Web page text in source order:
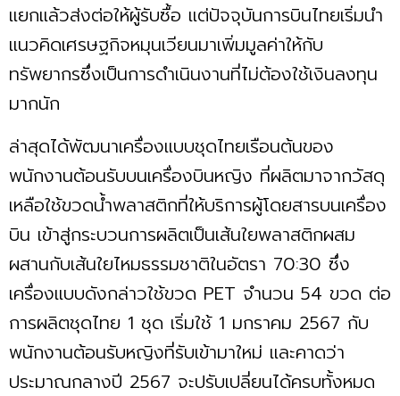
แยกแล้วส่งต่อให้ผู้รับซื้อ แต่ปัจจุบันการบินไทยเริ่มนำ
แนวคิดเศรษฐกิจหมุนเวียนมาเพิ่มมูลค่าให้กับ
ทรัพยากรซึ่งเป็นการดำเนินงานที่ไม่ต้องใช้เงินลงทุน
มากนัก
ล่าสุดได้พัฒนาเครื่องแบบชุดไทยเรือนต้นของ
พนักงานต้อนรับบนเครื่องบินหญิง ที่ผลิตมาจากวัสดุ
เหลือใช้ขวดนํ้าพลาสติกที่ให้บริการผู้โดยสารบนเครื่อง
บิน เข้าสู่กระบวนการผลิตเป็นเส้นใยพลาสติกผสม
ผสานกับเส้นใยไหมธรรมชาติในอัตรา 70:30 ซึ่ง
เครื่องแบบดังกล่าวใช้ขวด PET จำนวน 54 ขวด ต่อ
การผลิตชุดไทย 1 ชุด เริ่มใช้ 1 มกราคม 2567 กับ
พนักงานต้อนรับหญิงที่รับเข้ามาใหม่ และคาดว่า
ประมาณกลางปี 2567 จะปรับเปลี่ยนได้ครบทั้งหมด